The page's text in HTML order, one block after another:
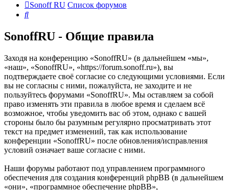
Sonoff RU Список форумов
Поиск
SonoffRU - Общие правила
Заходя на конференцию «SonoffRU» (в дальнейшем «мы»,
«наш», «SonoffRU», «https://forum.sonoff.ru»), вы
подтверждаете своё согласие со следующими условиями. Если
вы не согласны с ними, пожалуйста, не заходите и не
пользуйтесь форумами «SonoffRU». Мы оставляем за собой
право изменять эти правила в любое время и сделаем всё
возможное, чтобы уведомить вас об этом, однако с вашей
стороны было бы разумным регулярно просматривать этот
текст на предмет изменений, так как использование
конференции «SonoffRU» после обновления/исправления
условий означает ваше согласие с ними.
Наши форумы работают под управлением программного
обеспечения для создания конференций phpBB (в дальнейшем
«они», «программное обеспечение phpBB»,